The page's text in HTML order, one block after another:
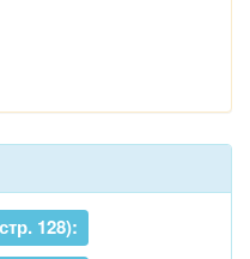
128):